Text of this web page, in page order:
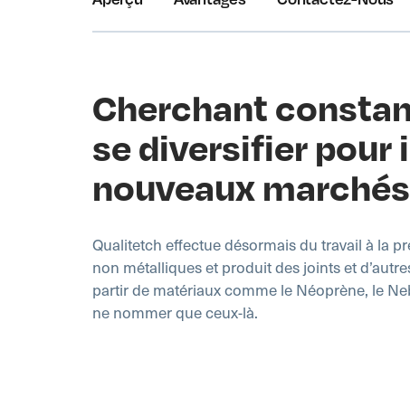
Cherchant
se diversifier pour
nouveaux marchés
Qualitetch effectue désormais du travail à la
non métalliques et produit des joints et
partir de matériaux comme le Néoprène, le
ne nommer que ceux-là.